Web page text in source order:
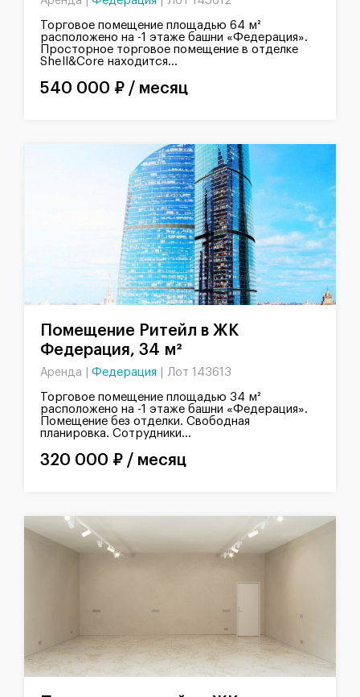
Торговое помещение площадью 64 м²
расположено на -1 этаже башни «Федерация».
Просторное торговое помещение в отделке
Shell&Core находится...
540 000 ₽ / месяц
Федерация, 34 м²
Аренда | Федерация Лот 143613
Торговое помещение площадью 34 м²
расположено на -1 этаже башни «Федерация».
Помещение без отделки. Свободная
планировка. Сотрудники...
320 000 ₽ / месяц